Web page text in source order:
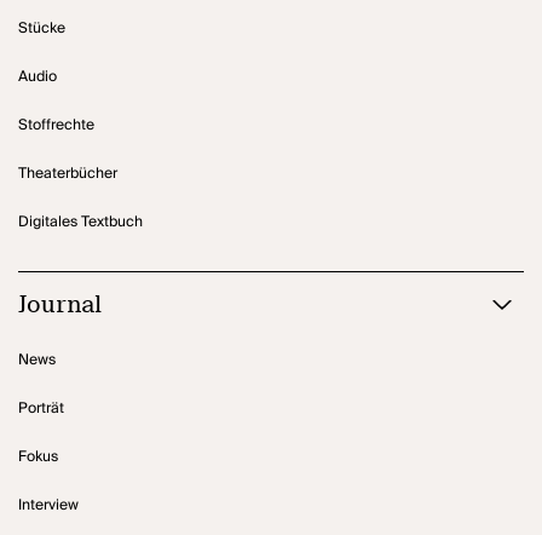
Stücke
Audio
Stoffrechte
Theaterbücher
Digitales Textbuch
Journal
News
Porträt
Fokus
Interview